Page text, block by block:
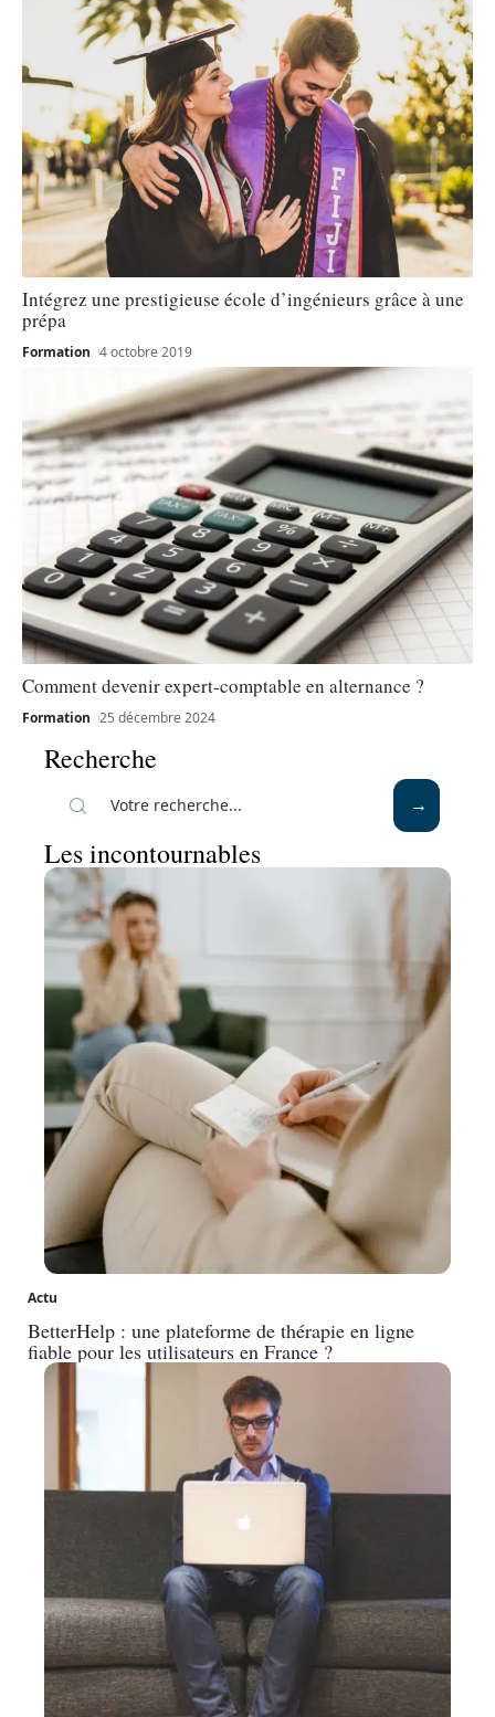
Intégrez une prestigieuse école d’ingénieurs grâce à une
prépa
Formation 4 octobre 2019
Comment devenir expert-comptable en alternance ?
Formation 25 décembre 2024
Recherche
Les incontournables
Actu
BetterHelp : une plateforme de thérapie en ligne
fiable pour les utilisateurs en France ?